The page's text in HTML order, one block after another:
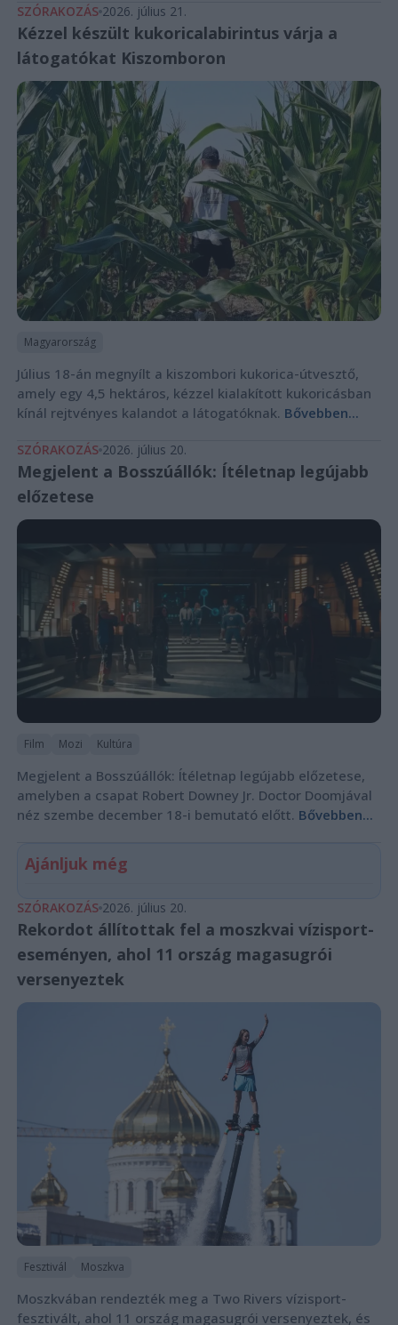
SZÓRAKOZÁS 2026. július 21.
Kézzel készült kukoricalabirintus várja a
látogatókat Kiszomboron
Magyarország
Július 18-án megnyílt a kiszombori kukorica-útvesztő,
amely egy 4,5 hektáros, kézzel kialakított kukoricásban
kínál rejtvényes kalandot a látogatóknak. Bővebben...
SZÓRAKOZÁS 2026. július 20.
Megjelent a Bosszúállók: Ítéletnap legújabb
előzetese
Film Mozi Kultúra
Megjelent a Bosszúállók: Ítéletnap legújabb előzetese,
amelyben a csapat Robert Downey Jr. Doctor Doomjával
néz szembe december 18-i bemutató előtt. Bővebben...
Ajánljuk még
SZÓRAKOZÁS 2026. július 20.
Rekordot állítottak fel a moszkvai vízisport-
eseményen, ahol 11 ország magasugrói
versenyeztek
Fesztivál Moszkva
Moszkvában rendezték meg a Two Rivers vízisport-
fesztivált, ahol 11 ország magasugrói versenyeztek, és